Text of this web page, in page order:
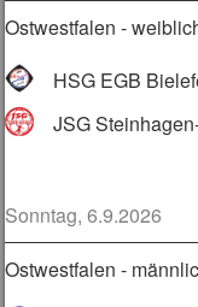
Ostwestfalen -
HSG EGB
JSG
Sonntag, 6.9.2026
Ostwestfalen -